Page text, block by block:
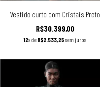
Vestido curto com Cristais Preto
R$30.399,00
12x de R$2.533,25sem juros